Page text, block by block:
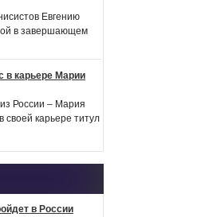
Евгению
в завершающем
в карьере Марии
России – Мария
своей карьере титул
в России